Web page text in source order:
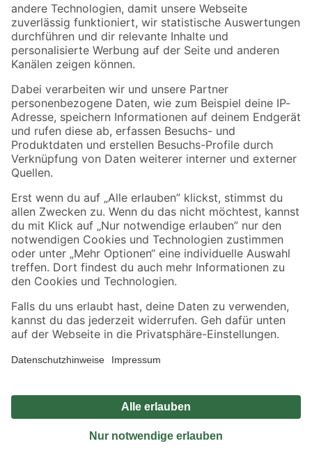
Zur Newsletter Anmeldung
Folge uns
Zahlungsarten Versandarten
Sicher einkaufen
Jetzt die toom-App herunterladen
Alle Preisangaben in EUR inkl. gesetzl. MwSt.. Die dargestellten Angebote sind unter
Umständen nicht in allen Märkten verfügbar. Die angegebenen Verfügbarkeiten beziehen
Produkte nur solange der Vorrat reicht.
*Paketversand ab 59 € versandkostenfrei, gilt nicht für Artikel mit Speditionsversand, hier
Privatsphäre Impressum
Nutzungsbedingungen
Widerrufsrecht
Vertrag widerrufen